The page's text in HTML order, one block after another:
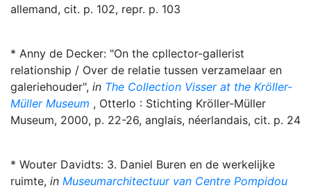
allemand, cit. p. 102, repr. p. 103
* Anny de Decker: "On the cpllector-gallerist
relationship / Over de relatie tussen verzamelaar en
galeriehouder", in The Collection Visser at the Kröller-
Müller Museum , Otterlo : Stichting Kröller-Müller
Museum, 2000, p. 22-26, anglais, néerlandais, cit. p. 24
* Wouter Davidts: 3. Daniel Buren en de werkelijke
ruimte, in Museumarchitectuur van Centre Pompidou